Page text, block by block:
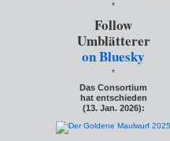
*
Follow
Umblätterer
on Bluesky
*
Das Consortium
hat entschieden
(13. Jan. 2026):